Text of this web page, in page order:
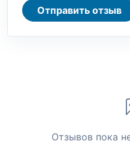
Отправить отзыв
Отзывов пока